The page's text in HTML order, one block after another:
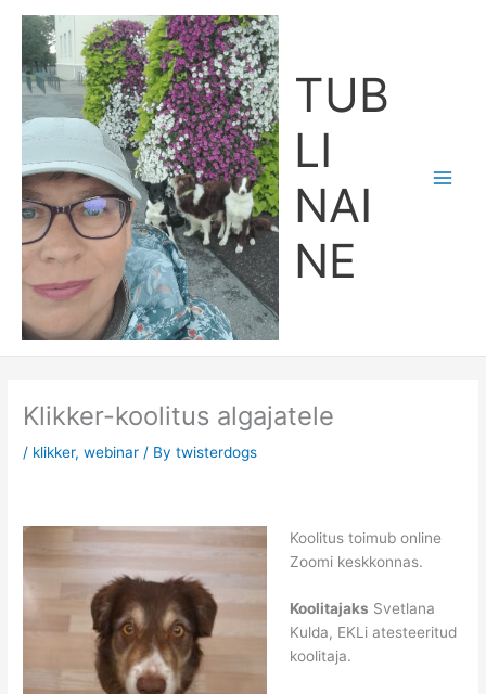
content
TUB
LI
NAI
NE
Klikker-koolitus algajatele
/ klikker,webinar / Bytwisterdogs
Koolitus toimub online
Zoomi keskkonnas.
Koolitajaks Svetlana
Kulda, EKLi atesteeritud
koolitaja.